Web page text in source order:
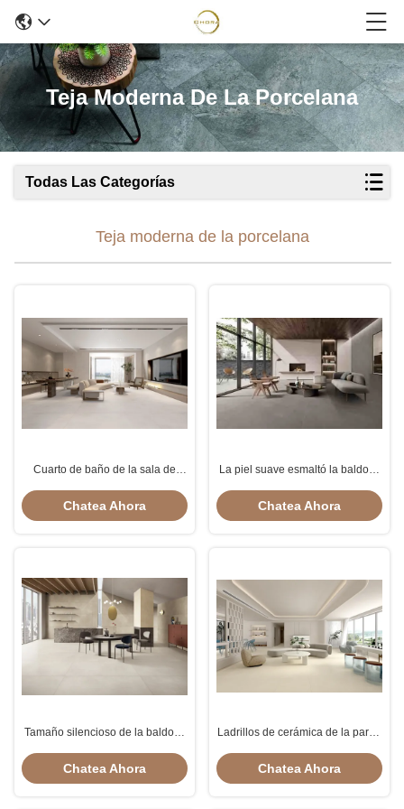
Teja Moderna De La Porcelana
Todas Las Categorías
Teja moderna de la porcelana
Cuarto de baño de la sala de
m del color del resbalón anti del
cemento micro del polvo
Chatea Ahora
La piel suave esmaltó la baldosa
microcemento 750*1500m m
para la sala de estar
Chatea Ahora
Tamaño silencioso de la baldosa
para el color del beige de la sala
de estar
Chatea Ahora
Ladrillos de cerámica de la pared
la porcelana del micro cemento
de la luz suave
Chatea Ahora